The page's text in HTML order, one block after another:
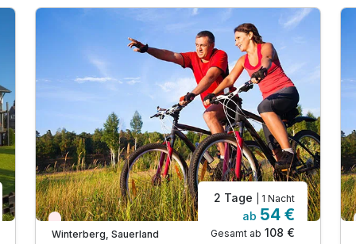
Nur noch Restplätze
Winterberg, Sauerland
2 Tage | 1 Nacht
ab 54 €
Gesamt ab 108 €